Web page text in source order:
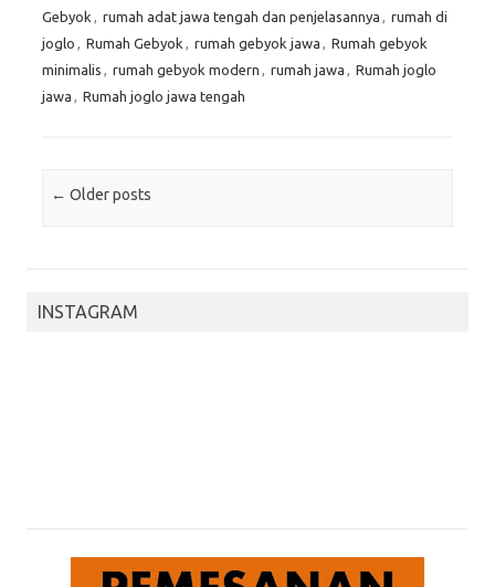
Gebyok , rumah adat jawa tengah dan penjelasannya , rumah di
joglo , Rumah Gebyok , rumah gebyok jawa , Rumah gebyok
minimalis , rumah gebyok modern , rumah jawa , Rumah joglo
jawa , Rumah joglo jawa tengah
Post navigation
← Older posts
INSTAGRAM